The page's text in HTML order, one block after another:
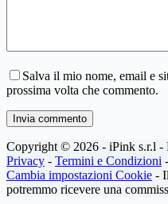
Salva il mio nome, email e
prossima volta che commento.
Invia commento
Copyright © 2026 - iPink s.r.l -
Privacy - Termini e Condizioni -
Cambia impostazioni Cookie -
potremmo ricevere una